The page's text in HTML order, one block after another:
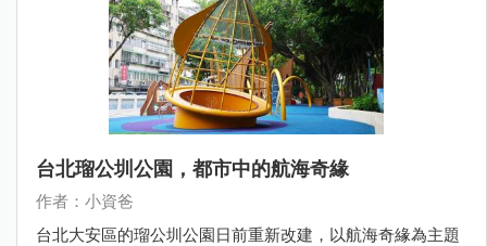
台北瑠公圳公園，都市中的航海奇緣
作者：小資爸
台北大安區的瑠公圳公園日前重新改建，以航海奇緣為主題